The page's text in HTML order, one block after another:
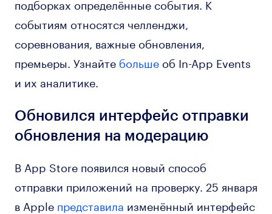
подборках определённые события. К
событиям относятся челленджи,
соревнования, важные обновления,
премьеры. Узнайте большеоб In-App Events
и их аналитике.
Обновился интерфейс отправки
обновления на модерацию
В App Store появился новый способ
отправки приложений на проверку. 25 января
в Apple представила изменённый интерфейс